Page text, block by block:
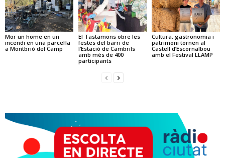
Mor un home en un
incendi en una parcel·la
a Montbrió del Camp
El Tastamons obre les
festes del barri de
l’Estació de Cambrils
amb més de 400
participants
Cultura, gastronomia i
patrimoni tornen al
Castell d’Escornalbou
amb el Festival LLAMP